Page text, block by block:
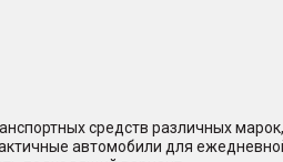
средств различных
автомобили для